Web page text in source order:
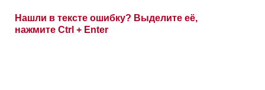
Нашли в тексте ошибку? Выделите её,
нажмите Ctrl + Enter